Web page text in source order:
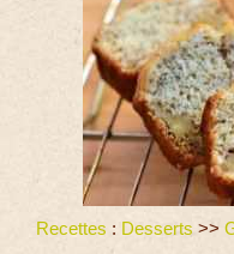
Recettes : Desserts >>